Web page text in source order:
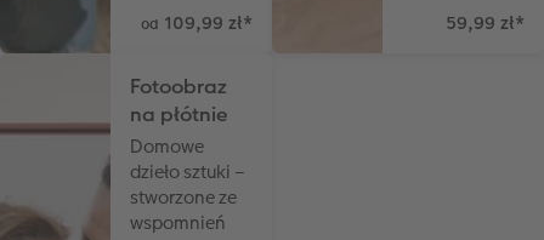
od 109,99 zł* 59,99 zł*
Fotoobraz
na płótnie
Domowe
dzieło sztuki –
stworzone ze
wspomnień